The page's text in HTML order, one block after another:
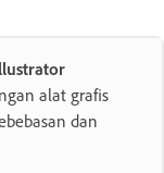
alat grafis
dan